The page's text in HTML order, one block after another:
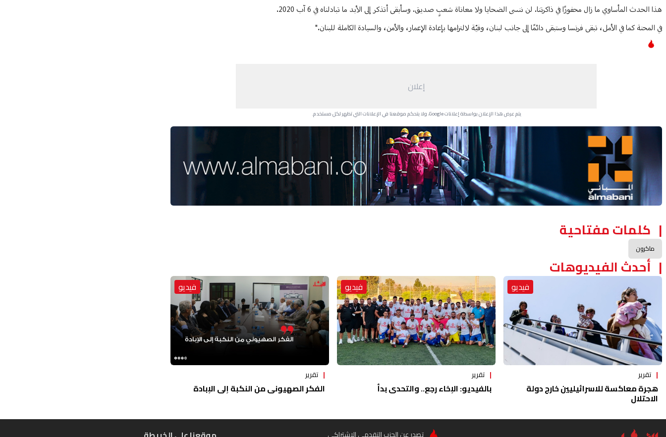
هذا الحدث المأساوي ما زال محفورًا في ذاكرتنا. لن ننسى الضحايا ولا معاناة شعبٍ صديق. وسأبقى أتذكر إلى الأبد ما تبادلناه في 6 آب 2020.
في المحنة كما في الأمل، تبقى فرنسا وستبقى دائمًا إلى جانب لبنان، وفيّة لالتزامها بإعادة الإعمار، والأمن، والسيادة الكاملة للبنان."
إعلان
يتم عرض هذا الإعلان بواسطة إعلانات Google، ولا يتحكم موقعنا في الإعلانات التي تظهر لكل مستخدم.
Advertisement Section
كلمات مفتاحية
ماكرون
أحدث الفيديوهات
فيديو
تقرير
هجرة معاكسة للاسرائيليين خارج دولة
الاحتلال
فيديو
تقرير
بالفيديو: الإخاء رجع.. والتحدي بدأ
فيديو
تقرير
الفكر الصهيوني من النكبة إلى الإبادة